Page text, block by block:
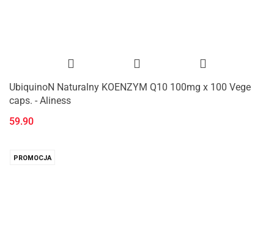
UbiquinoN Naturalny KOENZYM Q10 100mg x 100 Vege
caps. - Aliness
59.90
PROMOCJA